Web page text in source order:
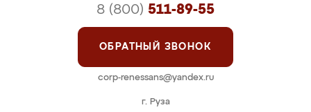
г. Руза
8 (800) 511-89-55
ОБРАТНЫЙ ЗВОНОК
corp-renessans@yandex.ru